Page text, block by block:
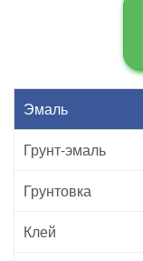
Эмаль
Грунт-эмаль
Грунтовка
Клей